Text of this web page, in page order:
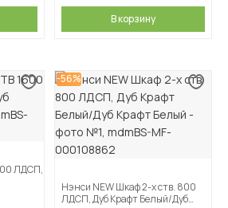
В корзину
ЛДСП,
-56%
Нэнси NEW Шкаф 2-х ств. 800
ЛДСП, Дуб Крафт Белый/Дуб